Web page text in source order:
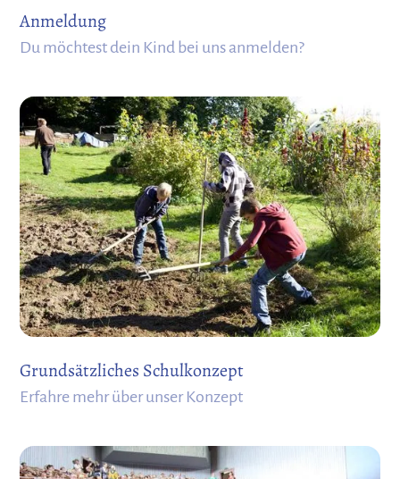
Anmeldung
Du möchtest dein Kind bei uns anmelden?
Grundsätzliches Schulkonzept
Erfahre mehr über unser Konzept